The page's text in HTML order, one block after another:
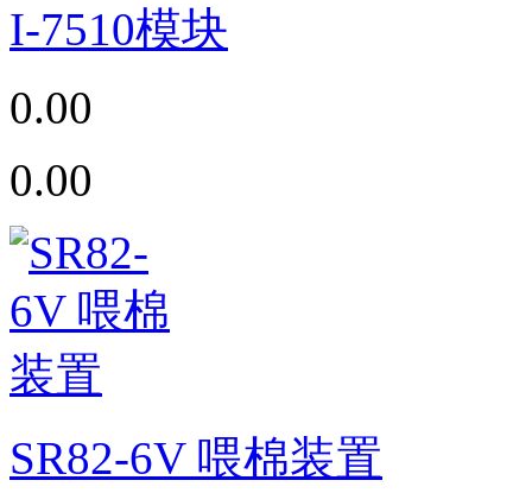
I-7510模块
0.00
0.00
SR82-6V 喂棉装置